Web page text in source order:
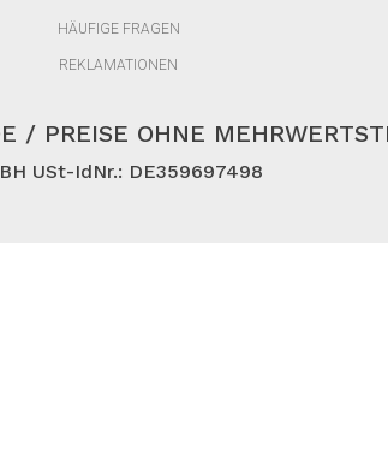
HÄUFIGE FRAGEN
REKLAMATIONEN
/ PREISE OHNE
USt-IdNr.: DE359697498